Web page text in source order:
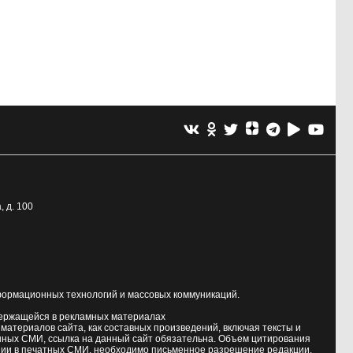
д. 100
технологий и массовых коммуникаций.
в рекламных материалах
сайта, как составных произведений, включая тексты и
СМИ, ссылка на данный сайт обязательна. Объем цитирования
в печатных СМИ, необходимо письменное разрешение редакции.